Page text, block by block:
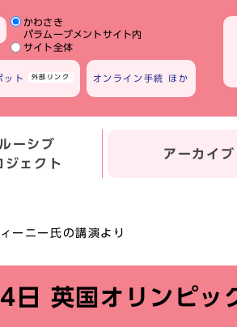
サイト内検索の範囲
かわさき
パラムーブメントサイト内
サイト全体
ット 外部リンク オンライン手続 ほか
ーシブ
ジェクト
アーカイブ
ニー氏の講演より
英国オリンピッ